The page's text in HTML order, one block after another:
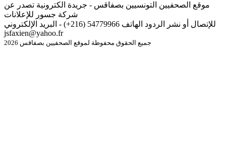
موقع الصحفيين التونسيين بصفاقس - جريدة الكترونية تصدر عن
شركة جسور للإعلانات
للإتصال أو نشر الردود الهاتف 54779966 (216+) - البريد الإلكتروني
jsfaxien@yahoo.fr
جميع الحقوق محفوظة لموقع الصحفيين بصفاقس 2026